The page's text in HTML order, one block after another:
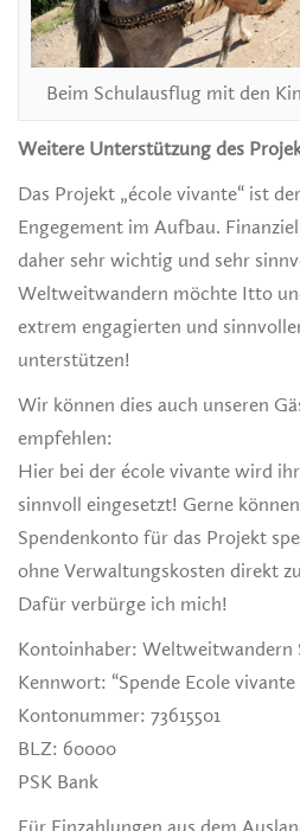
Beim Schulausflug mit den
Weitere Unterstützung des
Das Projekt „école vivante“ ist
Engegement im Aufbau.
daher sehr wichtig und sehr
Weltweitwandern möchte Itto
extrem engagierten und
unterstützen!
Wir können dies auch unseren
empfehlen:
Hier bei der école vivante wird
sinnvoll eingesetzt! Gerne
Spendenkonto für das Projekt
ohne Verwaltungskosten direkt
Dafür verbürge ich mich!
Kontoinhaber: Weltweitwandern
Kennwort: “Spende Ecole
Kontonummer: 73615501
BLZ: 60000
PSK Bank